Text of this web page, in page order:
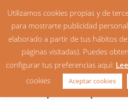
Calendario 2021
el despacho
Utilizamos cookies propias y de
para mostrarte publicidad
elaborado a partir de tus hábitos
páginas visitadas). Puedes
configurar tus preferencias aquí:
cookies
Aceptar cookies